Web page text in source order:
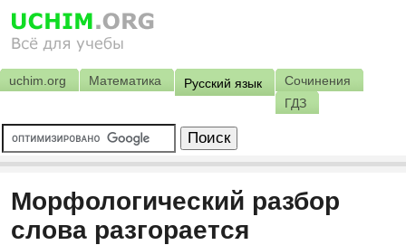
uchim.org Математика Русский язык
Сочинения
ГДЗ
Морфологический разбор
слова разгорается